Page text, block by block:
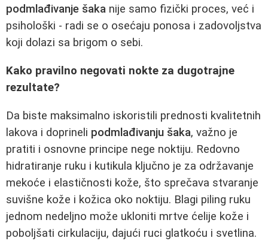
podmlađivanje šaka nije samo fizički proces, već i
psihološki - radi se o osećaju ponosa i zadovoljstva
koji dolazi sa brigom o sebi.
Kako pravilno negovati nokte za dugotrajne
rezultate?
Da biste maksimalno iskoristili prednosti kvalitetnih
lakova i doprineli podmlađivanju šaka, važno je
pratiti i osnovne principe nege noktiju. Redovno
hidratiranje ruku i kutikula ključno je za održavanje
mekoće i elastičnosti kože, što sprečava stvaranje
suvišne kože i kožica oko noktiju. Blagi piling ruku
jednom nedeljno može ukloniti mrtve ćelije kože i
poboljšati cirkulaciju, dajući ruci glatkoću i svetlina.